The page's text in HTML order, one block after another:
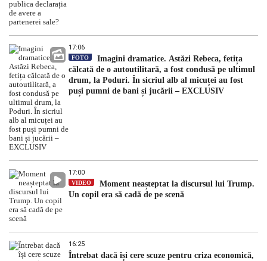
17:06
FOTO
Imagini dramatice. Astăzi Rebeca, fetița
călcată de o autoutilitară, a fost condusă pe ultimul
drum, la Poduri. În sicriul alb al micuței au fost
puși pumni de bani și jucării – EXCLUSIV
17:00
VIDEO
Moment neașteptat la discursul lui Trump.
Un copil era să cadă de pe scenă
16:25
Întrebat dacă își cere scuze pentru criza economică,